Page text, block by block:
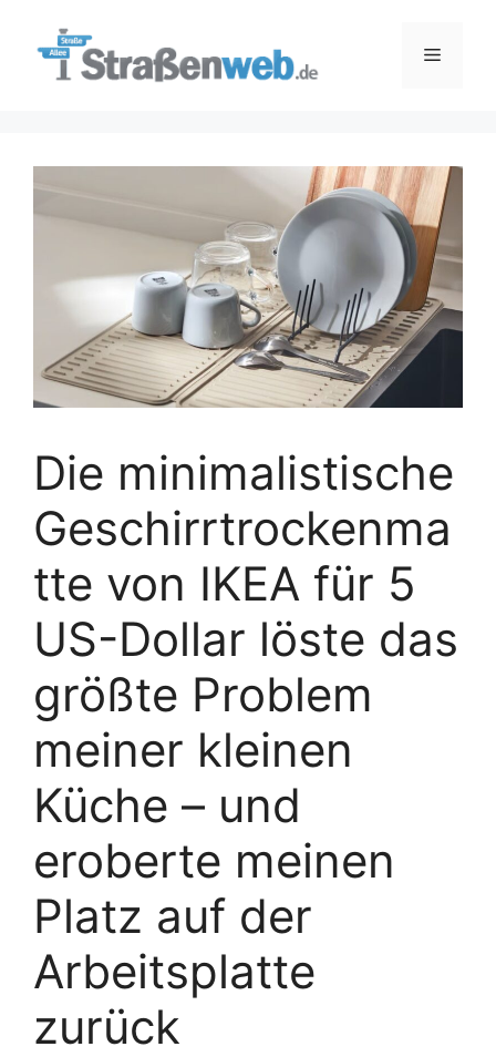
Menü
Die minimalistische
Geschirrtrockenma
tte von IKEA für 5
US-Dollar löste das
größte Problem
meiner kleinen
Küche – und
eroberte meinen
Platz auf der
Arbeitsplatte
zurück